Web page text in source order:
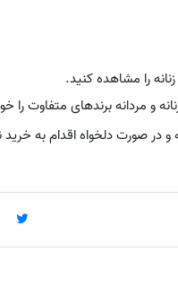
را مشاهده کنید.
و مردانه برندهای متفاوت را
در صورت دلخواه اقدام به خرید